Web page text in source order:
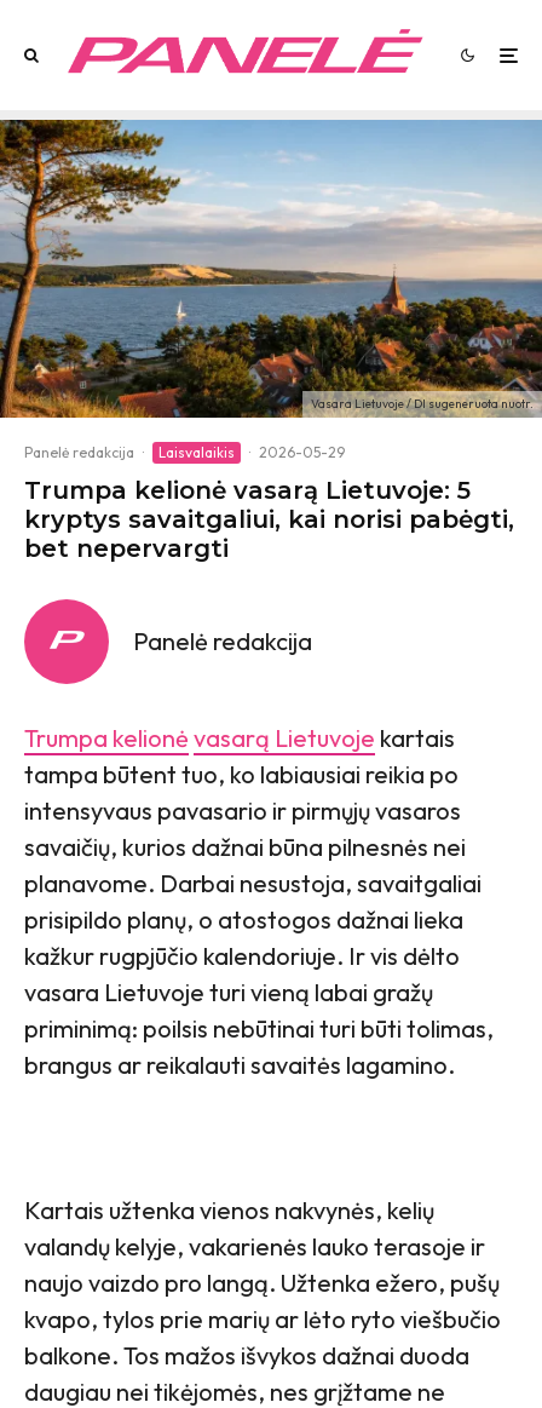
Vasara Lietuvoje / DI sugeneruota nuotr.
Panelė redakcija · Laisvalaikis · 2026-05-29
Trumpa kelionė vasarą Lietuvoje: 5
kryptys savaitgaliui, kai norisi pabėgti,
bet nepervargti
Panelė redakcija
Trumpa kelionė vasarą Lietuvoje kartais
tampa būtent tuo, ko labiausiai reikia po
intensyvaus pavasario ir pirmųjų vasaros
savaičių, kurios dažnai būna pilnesnės nei
planavome. Darbai nesustoja, savaitgaliai
prisipildo planų, o atostogos dažnai lieka
kažkur rugpjūčio kalendoriuje. Ir vis dėlto
vasara Lietuvoje turi vieną labai gražų
priminimą: poilsis nebūtinai turi būti tolimas,
brangus ar reikalauti savaitės lagamino.
Kartais užtenka vienos nakvynės, kelių
valandų kelyje, vakarienės lauko terasoje ir
naujo vaizdo pro langą. Užtenka ežero, pušų
kvapo, tylos prie marių ar lėto ryto viešbučio
balkone. Tos mažos išvykos dažnai duoda
daugiau nei tikėjomės, nes grįžtame ne